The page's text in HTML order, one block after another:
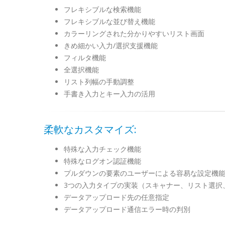
フレキシブルな検索機能
フレキシブルな並び替え機能
カラーリングされた分かりやすいリスト画面
きめ細かい入力/選択支援機能
フィルタ機能
全選択機能
リスト列幅の手動調整
手書き入力とキー入力の活用
柔軟なカスタマイズ:
特殊な入力チェック機能
特殊なログオン認証機能
プルダウンの要素のユーザーによる容易な設定機能
3つの入力タイプの実装（スキャナー、リスト選択
データアップロード先の任意指定
データアップロード通信エラー時の判別